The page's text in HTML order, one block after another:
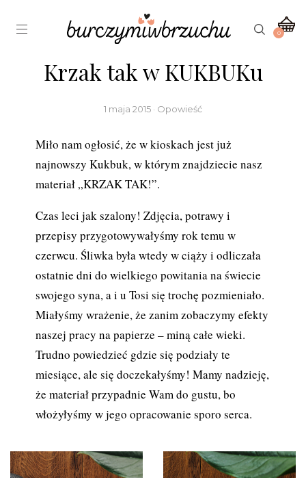
0
Krzak tak w KUKBUKu
1 maja 2015 · Opowieść
Miło nam ogłosić, że w kioskach jest już
najnowszy Kukbuk, w którym znajdziecie nasz
materiał „KRZAK TAK!”.
Czas leci jak szalony! Zdjęcia, potrawy i
przepisy przygotowywałyśmy rok temu w
czerwcu. Śliwka była wtedy w ciąży i odliczała
ostatnie dni do wielkiego powitania na świecie
swojego syna, a i u Tosi się trochę pozmieniało.
Miałyśmy wrażenie, że zanim zobaczymy efekty
naszej pracy na papierze – miną całe wieki.
Trudno powiedzieć gdzie się podziały te
miesiące, ale się doczekałyśmy! Mamy nadzieję,
że materiał przypadnie Wam do gustu, bo
włożyłyśmy w jego opracowanie sporo serca.